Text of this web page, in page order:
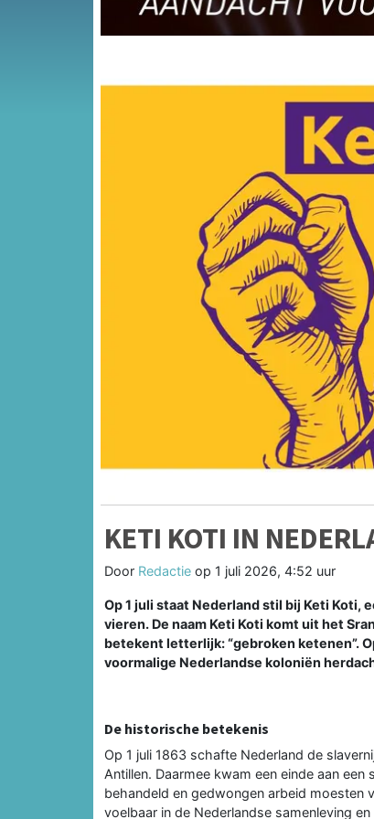
KETI KOTI IN
Door Redactie op 1 juli 2026, 4:52 uur
Op 1 juli staat Nederland stil bij Keti Koti,
vieren. De naam Keti Koti komt uit het
betekent letterlijk: “gebroken ketenen”.
voormalige Nederlandse koloniën
De historische betekenis
Op 1 juli 1863 schafte Nederland de
Antillen. Daarmee kwam een einde aan
behandeld en gedwongen arbeid moesten
voelbaar in de Nederlandse samenleving